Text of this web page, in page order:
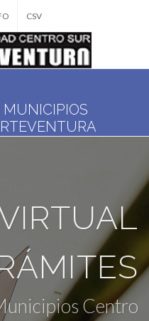
CSV
Centro